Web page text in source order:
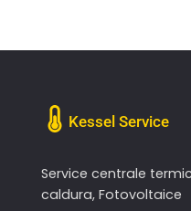
Kessel Service
Service centrale
caldura, Fotovoltaice